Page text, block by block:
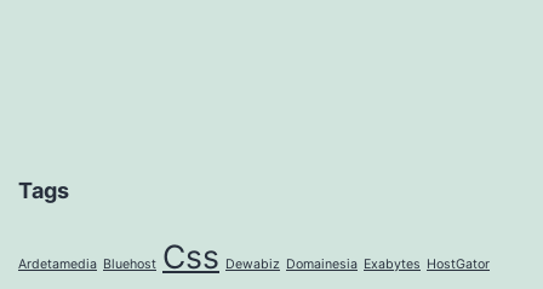
Tags
Ardetamedia Bluehost Css Dewabiz Domainesia Exabytes HostGator